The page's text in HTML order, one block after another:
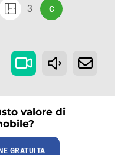
3 C
valore di
GRATUITA